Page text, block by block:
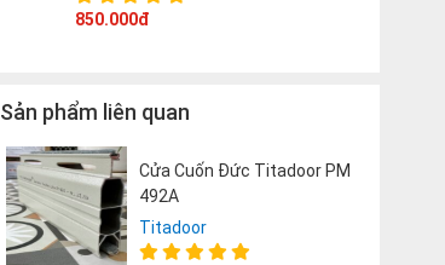
850.000đ
Sản phẩm liên quan
Cửa Cuốn Đức Titadoor PM
492A
Titadoor